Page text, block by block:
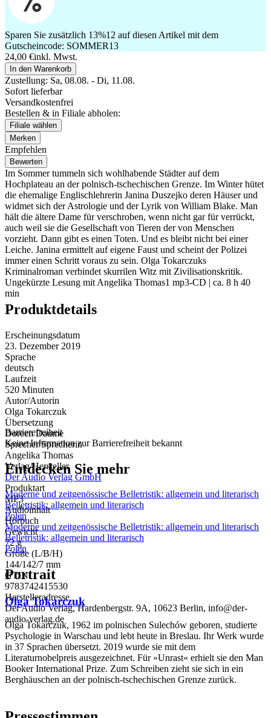
Sparen Sie zusätzlich 13%12 auf diesen Artikel mit dem
Gutscheincode: SOMMER13
24,00 €inkl. Mwst.
In den Warenkorb
Zustellung: Sa, 08.08. - Di, 11.08.
Sofort lieferbar
Versandkostenfrei
Bestellen & in Filiale abholen:
Filiale wählen
Merken
Empfehlen
Bewerten
Im Sommer tummeln sich wohlhabende Städter auf dem
Hochplateau an der polnisch-tschechischen Grenze. Im Winter hütet
die ehemalige Englischlehrerin Janina Duszejko deren Häuser und
widmet sich der Astrologie und der Lyrik von William Blake. Man
hält die ältere Dame für verschroben, wenn nicht gar für verrückt,
auch weil sie die Gesellschaft von Tieren der von Menschen
vorzieht. Dann gibt es einen Toten. Und es bleibt nicht bei einer
Leiche. Janina ermittelt auf eigene Faust und scheint der Polizei
immer einen Schritt voraus zu sein. Olga Tokarczuks
Kriminalroman verbindet skurrilen Witz mit Zivilisationskritik.
Ungekürzte Lesung mit Angelika Thomas1 mp3-CD | ca. 8 h 40
min
Produktdetails
Erscheinungsdatum
23. Dezember 2019
Sprache
deutsch
Laufzeit
520 Minuten
Autor/Autorin
Olga Tokarczuk
Übersetzung
Doreen Daume
Sprecher/Sprecherin
Angelika Thomas
Verlag/Hersteller
Der Audio Verlag GmbH
Produktart
MP3
Audioinhalt
Hörbuch
Gewicht
72 g
Größe (L/B/H)
144/142/7 mm
GTIN
9783742415530
Herstelleradresse
Der Audio Verlag, Hardenbergstr. 9A, 10623 Berlin, info@der-
audio-verlag.de
Barrierefreiheit
Keine Information zur Barrierefreiheit bekannt
Entdecken Sie mehr
Moderne und zeitgenössische Belletristik: allgemein und literarisch
Belletristik: allgemein und literarisch
Polen
Moderne und zeitgenössische Belletristik: allgemein und literarisch
Belletristik: allgemein und literarisch
Polen
Portrait
Olga Tokarczuk
Olga Tokarczuk, 1962 im polnischen Sulechów geboren, studierte
Psychologie in Warschau und lebt heute in Breslau. Ihr Werk wurde
in 37 Sprachen übersetzt. 2019 wurde sie mit dem
Literaturnobelpreis ausgezeichnet. Für »Unrast« erhielt sie den Man
Booker International Prize. Zum Schreiben zieht sie sich in ein
Berghäuschen an der polnisch-tschechischen Grenze zurück.